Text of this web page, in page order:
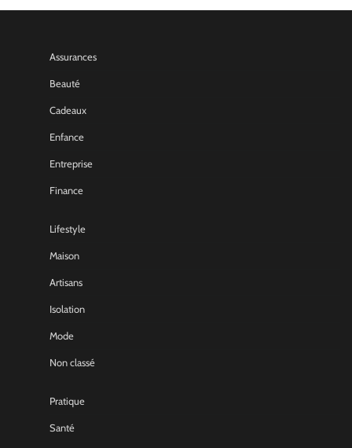
Assurances
Beauté
Cadeaux
Enfance
Entreprise
Finance
Lifestyle
Maison
Artisans
Isolation
Mode
Non classé
Pratique
Santé